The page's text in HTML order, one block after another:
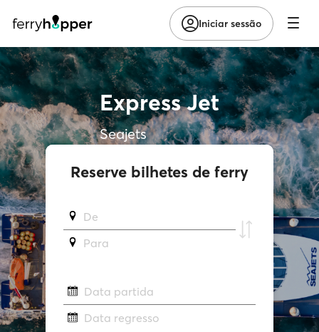
Iniciar sessão
Express Jet
Seajets
Reserve bilhetes de ferry
De
Para
Data partida
Data regresso